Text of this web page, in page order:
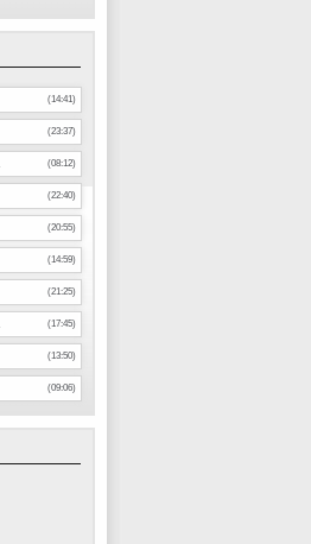
(14:41)
(23:37)
(08:12)
(22:40)
(20:55)
(14:59)
(21:25)
(17:45)
(13:50)
(09:06)